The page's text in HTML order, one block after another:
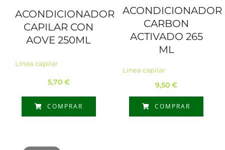
ACONDICIONADOR
CAPILAR CON
AOVE 250ML
Línea capilar
5,70 €
COMPRAR
ACONDICIONADOR
CARBON
ACTIVADO 265
ML
Línea capilar
9,50 €
COMPRAR